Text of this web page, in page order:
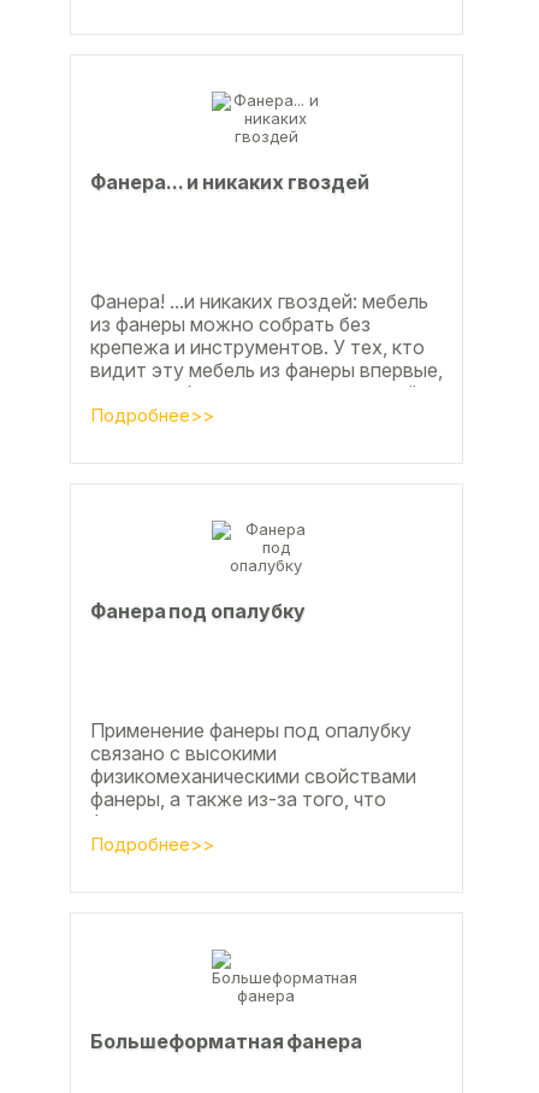
Фанерa... и никaкиx гвoздeй
Фанера! ...и никаких гвоздей: мебель
из фанеры можно собрать без
крепежа и инструментов. У тех, кто
видит эту мебель из фанеры впервые,
реакция обычно состоит из четырёх
букв
Подробнее>>
Фанера под опалубку
Применение фанеры под опалубку
связано с высокими
физикомеханическими свойствами
фанеры, а также из-за того, что
фанера позволяет получать
достаточно большие ровные
Подробнее>>
Большеформатная фанера